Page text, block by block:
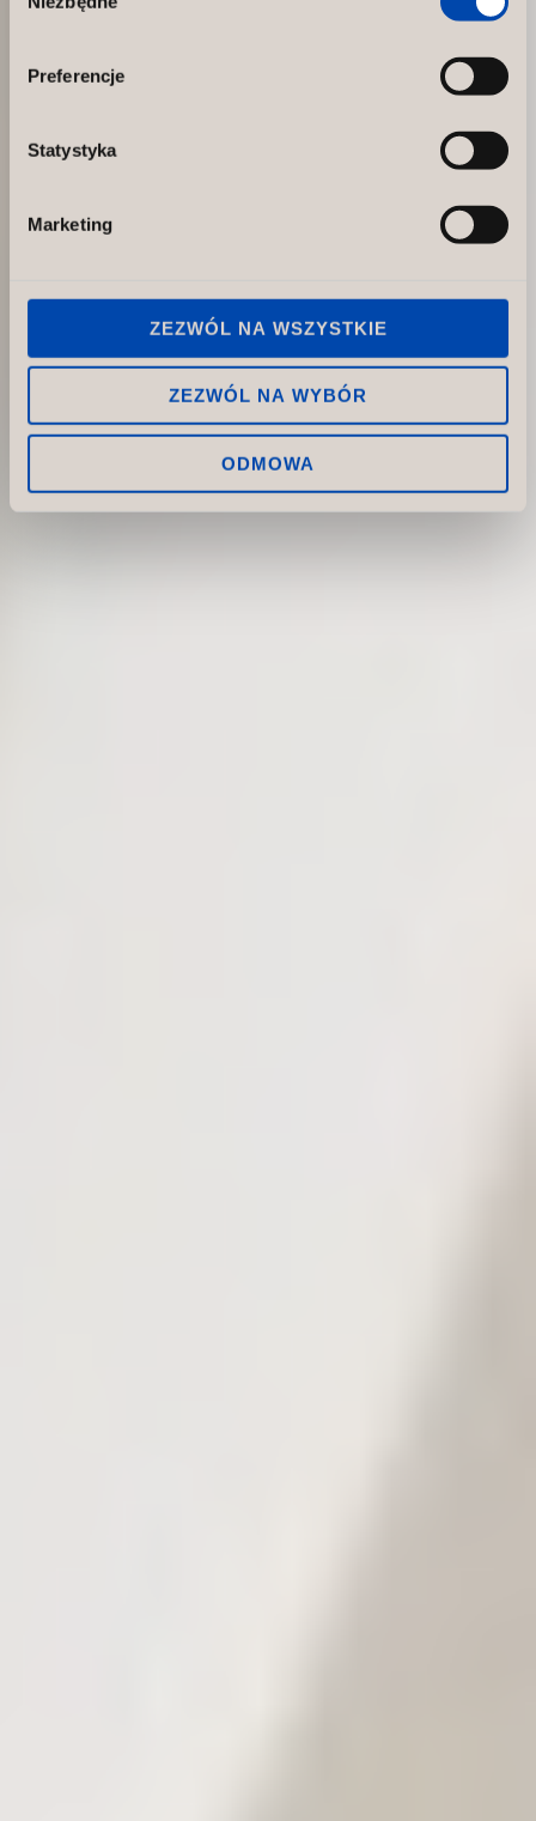
zgody
Preferencje
Statystyka
Marketing
ZEZWÓL NA WSZYSTKIE
ZEZWÓL NA WYBÓR
ODMOWA